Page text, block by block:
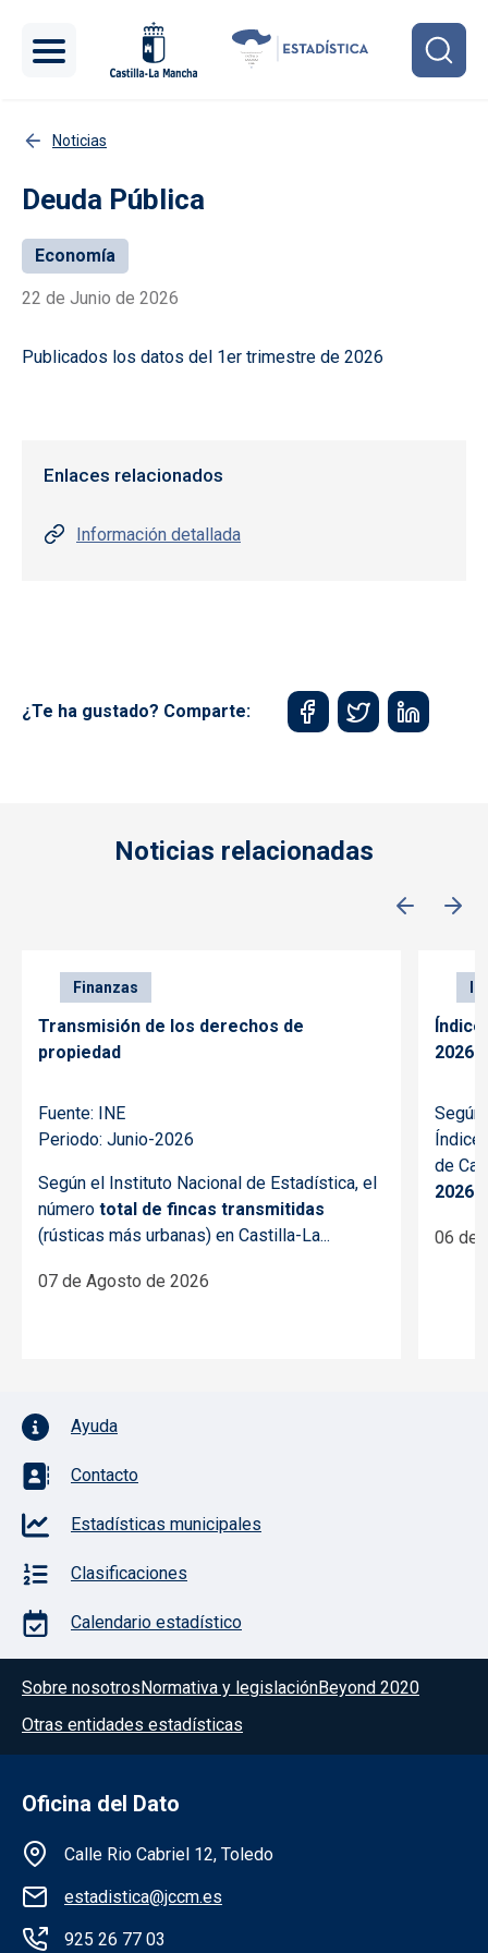
Noticias
Deuda Pública
Economía
22 de Junio de 2026
Publicados los datos del 1er trimestre de 2026
Enlaces relacionados
Información detallada
¿Te ha gustado? Comparte:
Noticias relacionadas
Finanzas
Transmisión de los derechos de
propiedad
Fuente: INE
Periodo: Junio-2026
Según el Instituto Nacional de Estadística, el
número total de fincas transmitidas
(rústicas más urbanas) en Castilla-La...
07 de Agosto de 2026
2026
Índice
de
2026
06 de
Pie de página con iconos
Ayuda
Contacto
Estadísticas municipales
Clasificaciones
Calendario estadístico
Menú del pie
Sobre nosotrosNormativa y legislaciónBeyond 2020
Otras entidades estadísticas
Oficina del Dato
Información de la institución
Calle Rio Cabriel 12, Toledo
estadistica@jccm.es
925 26 77 03